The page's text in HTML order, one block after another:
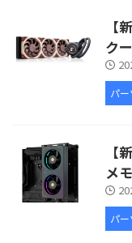
【
ク
パ
【
メ
パ